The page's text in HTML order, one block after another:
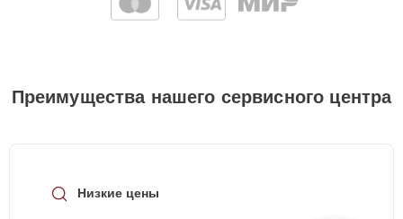
Преимущества нашего сервисного центра
Низкие цены